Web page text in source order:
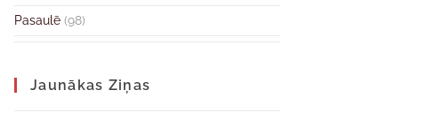
Pasaulē (98)
Jaunākas Ziņas